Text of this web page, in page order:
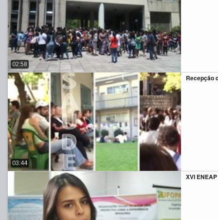
02:58
Recepção
03:44
XVI ENEAP